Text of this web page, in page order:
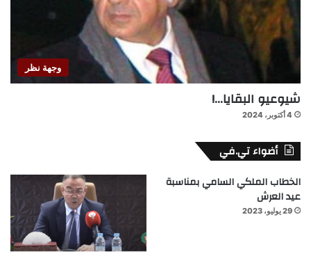
وجهة نظر
شيوعيو البقايا…!
4 أكتوبر، 2024
أضواء تي.في
الخطاب الملكي السامي بمناسبة
عيد العرش
29 يوليو، 2023